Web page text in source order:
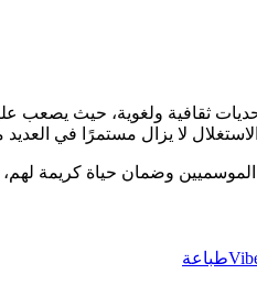
تحديات ثقافية ولغوية، حيث
لا يزال مستمرًا في
وضمان حياة كريمة لهم،
طباعة